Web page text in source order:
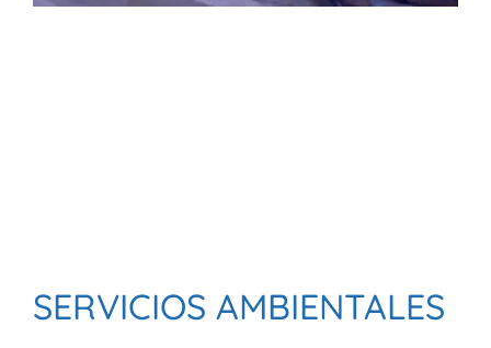
SERVICIOS AMBIENTALES